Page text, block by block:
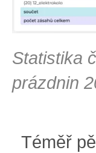
Statistika
prázdnin
Téměř